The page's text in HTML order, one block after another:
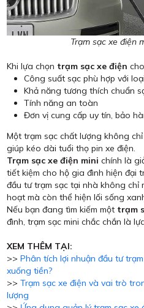
Trạm sạc xe điện
Khi lựa chọn trạm sạc xe điện
Công suất sạc phù hợp với
Khả năng tương thích chuẩn
Tính năng an toàn
Đơn vị cung cấp uy tín, bảo
Một trạm sạc chất lượng không
giúp kéo dài tuổi thọ pin xe điện.
Trạm sạc xe điện mini chính là
tiết kiệm cho hộ gia đình hiện đại
đầu tư trạm sạc tại nhà không chỉ
hoạt mà còn thể hiện lối sống
Nếu bạn đang tìm kiếm một trạm
đình, trạm sạc mini chắc chắn là
XEM THÊM TẠI:
>> Phân tích lợi nhuận đầu tư
xuống tiền?
>> Trạm sạc xe điện và vai trò
lượng